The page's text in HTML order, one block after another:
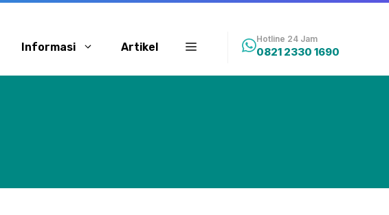
Hotline 24 Jam
0821 2330 1690
Informasi Artikel